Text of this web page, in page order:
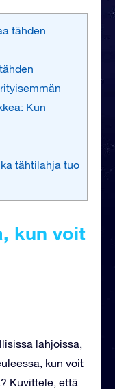
tähden
Kun
tähtilahja tuo
kun voit
lahjoissa,
kun voit
Kuvittele, että